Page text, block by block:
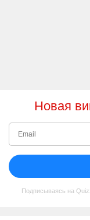
Новая
Подписываясь на